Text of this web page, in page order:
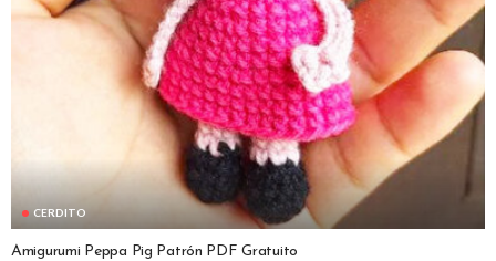
CERDITO
Amigurumi Peppa Pig Patrón PDF Gratuito